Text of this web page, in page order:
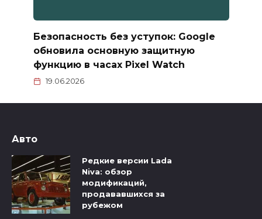
Безопасность без уступок: Google
обновила основную защитную
функцию в часах Pixel Watch
19.06.2026
Авто
Редкие версии Lada
Niva: обзор
модификаций,
продававшихся за
рубежом